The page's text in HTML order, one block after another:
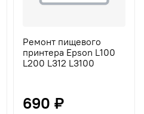
Ремонт пищевого
принтера Epson L100
L200 L312 L3100
690 ₽